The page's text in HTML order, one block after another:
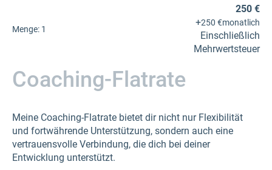
Menge: 1
250 €
+250 €monatlich
Einschließlich
Mehrwertsteuer
Coaching-Flatrate
Meine Coaching-Flatrate bietet dir nicht nur Flexibilität
und fortwährende Unterstützung, sondern auch eine
vertrauensvolle Verbindung, die dich bei deiner
Entwicklung unterstützt.